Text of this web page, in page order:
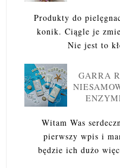
Produkty do
konik. Ciągle je
Nie jest to
GARRA
Witam Was
pierwszy wpis i
będzie ich dużo